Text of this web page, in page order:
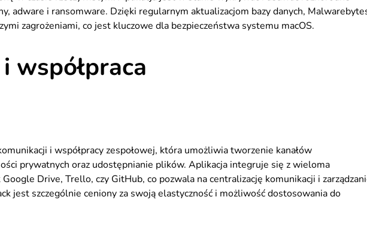
adware i ransomware. Dzięki regularnym aktualizacjom bazy danych,
zagrożeniami, co jest kluczowe dla bezpieczeństwa systemu macOS.
współpraca
i współpracy zespołowej, która umożliwia tworzenie kanałów
prywatnych oraz udostępnianie plików. Aplikacja integruje się z wieloma
Drive, Trello, czy GitHub, co pozwala na centralizację komunikacji i
jest szczególnie ceniony za swoją elastyczność i możliwość dostosowania do